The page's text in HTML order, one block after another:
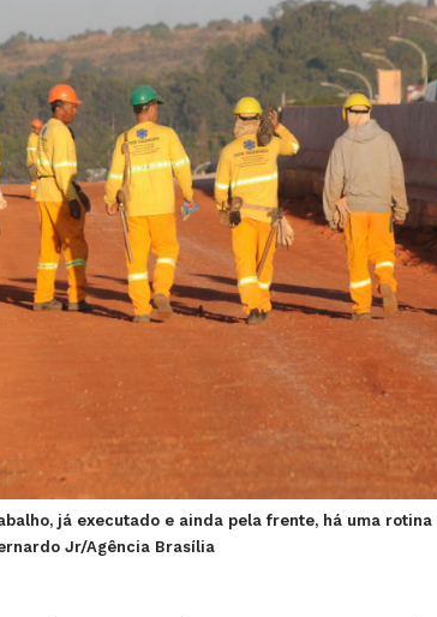
já executado e ainda pela frente, há uma
Jr/Agência Brasília